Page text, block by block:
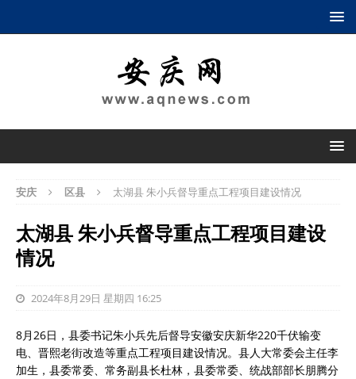
安庆 区县 太湖县 朱小兵督导重点工程项目建设情况
太湖县 朱小兵督导重点工程项目建设
情况
2024年8月29日 星期四 16:25
8月26日，县委书记朱小兵先后督导安徽安庆新华220千伏输变
电、晋熙老街改造等重点工程项目建设情况。县人大常委会主任李
加生，县委常委、常务副县长杜林，县委常委、统战部部长朋腾分